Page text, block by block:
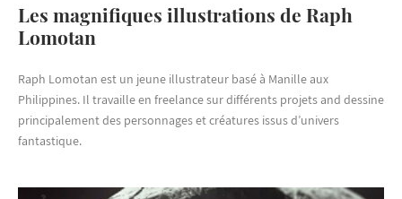
Les magnifiques illustrations de Raph
Lomotan
Raph Lomotan est un jeune illustrateur basé à Manille aux
Philippines. Il travaille en freelance sur différents projets and dessine
principalement des personnages et créatures issus d’univers
fantastique.